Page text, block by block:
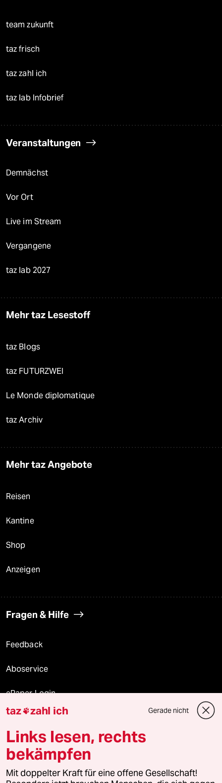
team zukunft
taz frisch
taz zahl ich
taz lab Infobrief
Veranstaltungen
Demnächst
Vor Ort
Live im Stream
Vergangene
taz lab 2027
Mehr taz Lesestoff
taz Blogs
taz FUTURZWEI
Le Monde diplomatique
taz Archiv
Mehr taz Angebote
Reisen
Kantine
Shop
Anzeigen
Fragen & Hilfe
Feedback
Aboservice
ePaper Login
Downloads für Abonnierende
© 2026 taz Verlags und Vertriebs GmbH
Alle Rechte vorbehalten. Bei rechtlichen Fragen oder für Genehmigungen
wenden Sie sich bitte an lizenzen@taz.de
taz zahl ich Gerade nicht
Links lesen, rechts
bekämpfen
Mit doppelter Kraft für eine offene Gesellschaft!